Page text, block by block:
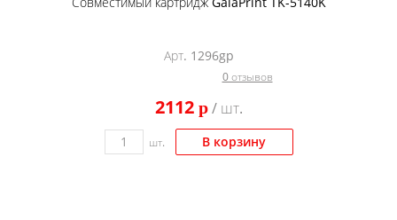
Арт. 1296gp
0 отзывов
2112 p/ шт.
шт. В корзину